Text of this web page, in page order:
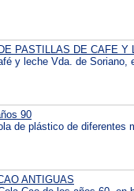
PASTILLAS DE CAFE Y
y leche Vda. de
90
de plástico de diferentes
ANTIGUAS